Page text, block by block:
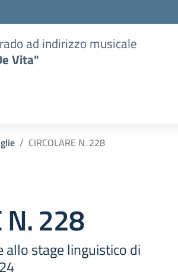
ad indirizzo musicale
Vita"
CIRCOLARE N. 228
N. 228
allo stage linguistico di